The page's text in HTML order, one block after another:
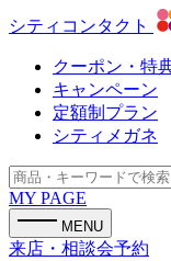
シティコンタクト
クーポン・特
キャンペーン
定額制プラン
シティメガネ
MY PAGE
MENU
来店・相談会予約